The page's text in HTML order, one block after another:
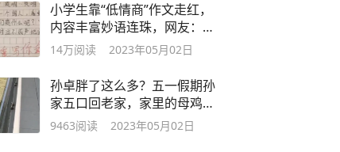
小学生靠“低情商”作文走红，
内容丰富妙语连珠，网友：6
翻了
14万阅读 2023年05月02日
孙卓胖了这么多？五一假期孙
家五口回老家，家里的母鸡却
“遭殃”
9463阅读 2023年05月02日